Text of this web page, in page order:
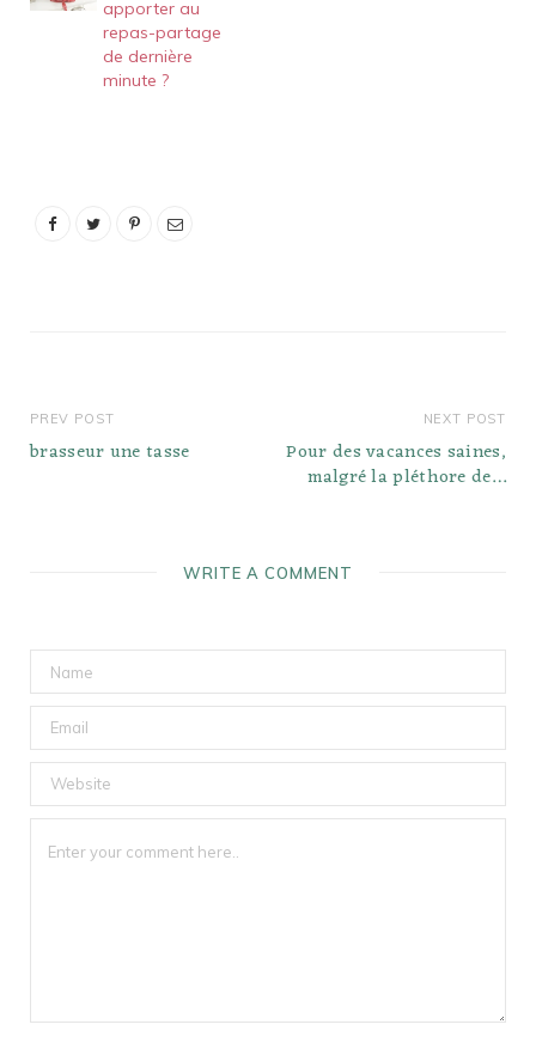
vinaigrette aux
cacahuètes et au chili et
à la lime. Partager sur
Pinterest Photo : Chef de
apporter au
repas-partage
de dernière
minute ?
PREV POST
brasseur une tasse
NEXT POST
Pour des vacances saines,
malgré la pléthore de…
WRITE A COMMENT